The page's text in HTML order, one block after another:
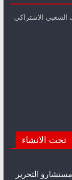
الاشتراكي
تحت الانشاء
مستشارو التحرير